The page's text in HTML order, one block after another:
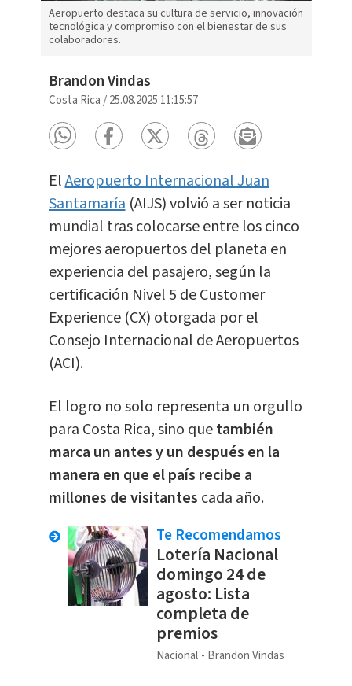
Aeropuerto destaca su cultura de servicio, innovación
tecnológica y compromiso con el bienestar de sus
colaboradores.
Brandon Vindas
Costa Rica /25.08.2025 11:15:57
ElAeropuerto Internacional Juan
Santamaría(AIJS) volvió a ser noticia
mundial tras colocarse entre los cinco
mejores aeropuertos del planeta en
experiencia del pasajero, según la
certificación Nivel 5 de Customer
Experience (CX) otorgada por el
Consejo Internacional de Aeropuertos
(ACI).
El logro no solo representa un orgullo
para Costa Rica, sino quetambién
marca un antes y un después en la
manera en que el país recibe a
millones de visitantes cada año.
Te Recomendamos
Lotería Nacional
domingo 24 de
agosto: Lista
completa de
premios
Nacional Brandon Vindas